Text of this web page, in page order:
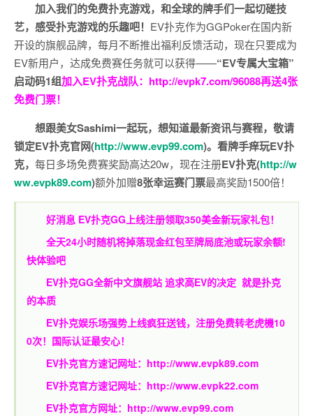
加入我们的免费扑克游戏，和全球的牌手们一起切磋技
艺，感受扑克游戏的乐趣吧！ EV扑克作为GGPoker在国内新
开设的旗舰品牌，每月不断推出福利反馈活动，现在只要成为
EV新用户，达成免费赛任务就可以获得——“EV专属大宝箱”
启动码1组加入EV扑克战队： http://evpk7.com/96088再送4张
免费门票！
想跟美女Sashimi一起玩， 想知道最新资讯与赛程， 敬请
锁定EV扑克官网(http://www.evp99.com)。 看牌手痒玩EV扑
克， 每日多场免费赛奖励高达20w，现在注册EV扑克(http://w
ww.evpk89.com)额外加赠8张幸运赛门票最高奖励1500倍！
好消息 EV扑克GG上线注册领取350美金新玩家礼包！
全天24小时随机将掉落现金红包至牌局底池或玩家余额!
快体验吧
EV扑克GG全新中文旗舰站 追求高EV的决定 就是扑克
的本质
EV扑克娱乐场强势上线疯狂送钱，注册免费转老虎機10
0次！国际认证最安心！
EV扑克官方速记网址： http://www.evpk89.com
EV扑克官方速记网址： http://www.evpk22.com
EV扑克官方网址： http://www.evp99.com